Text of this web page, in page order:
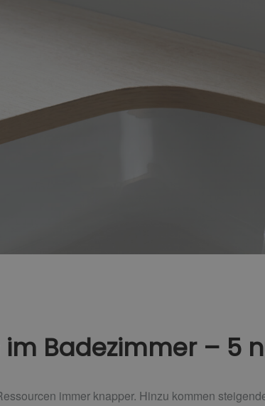
Badezimmer – 5
immer knapper. Hinzu kommen